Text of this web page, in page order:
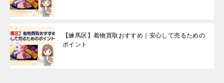
【練馬区】着物買取おすすめ｜安心して売るための
ポイント